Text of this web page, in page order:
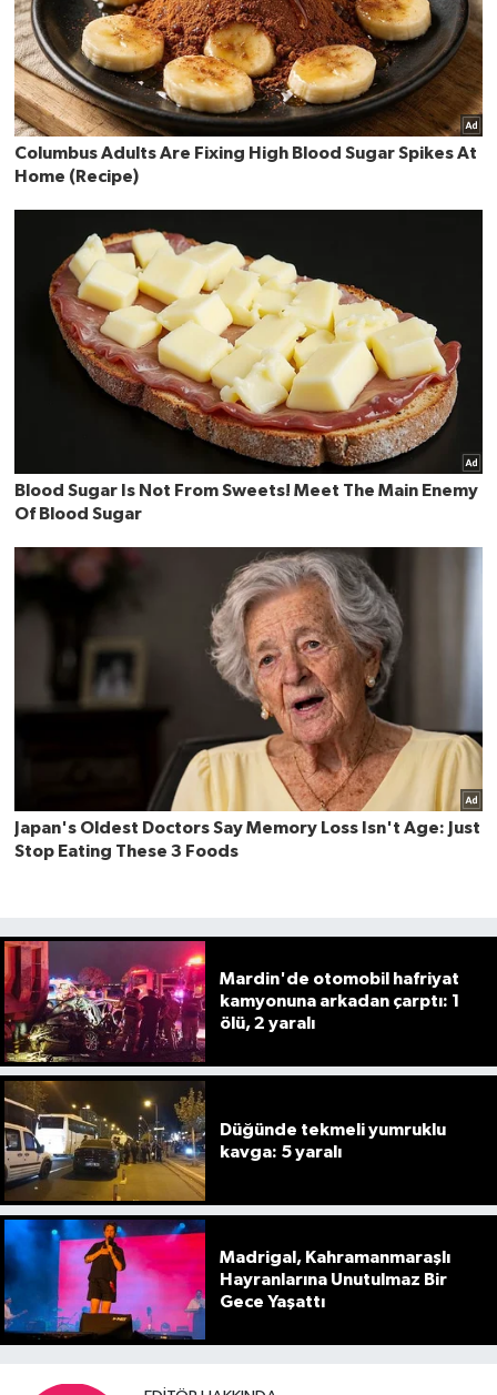
Mardin'de otomobil hafriyat
kamyonuna arkadan çarptı: 1
ölü, 2 yaralı
Düğünde tekmeli yumruklu
kavga: 5 yaralı
Madrigal, Kahramanmaraşlı
Hayranlarına Unutulmaz Bir
Gece Yaşattı